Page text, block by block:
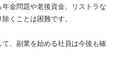
金問題や老後資金、リストラな
くことは困難です。
、副業を始める社員は今後も確